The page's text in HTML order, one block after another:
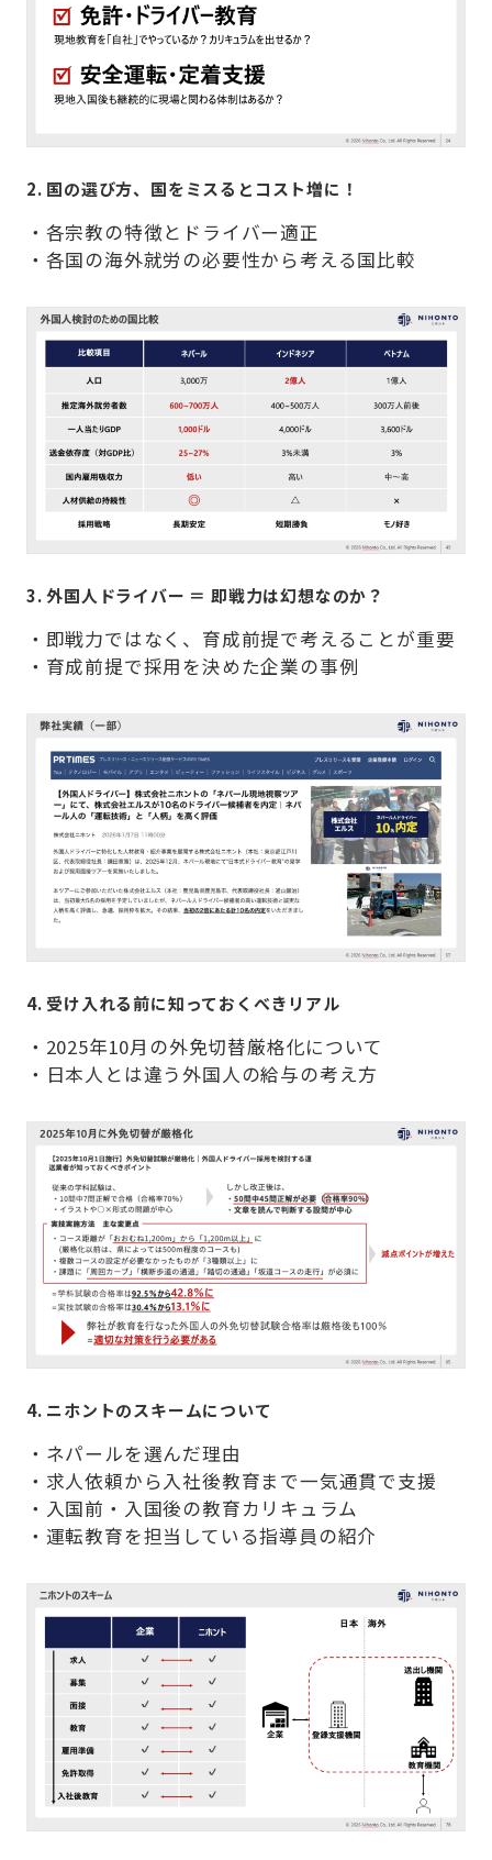
2. 国の選び方、国をミスるとコスト増に！
・各宗教の特徴とドライバー適正
・各国の海外就労の必要性から考える国比較
3. 外国人ドライバー ＝ 即戦力は幻想なのか？
・即戦力ではなく、育成前提で考えることが重要
・育成前提で採用を決めた企業の事例
4. 受け入れる前に知っておくべきリアル
・2025年10月の外免切替厳格化について
・日本人とは違う外国人の給与の考え方
4. ニホントのスキームについて
・ネパールを選んだ理由
・求人依頼から入社後教育まで一気通貫で支援
・入国前・入国後の教育カリキュラム
・運転教育を担当している指導員の紹介